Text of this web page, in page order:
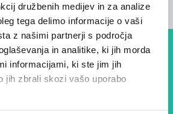
družbenih medijev in za analize
tega delimo informacije o vaši
z našimi partnerji s področja
in analitike, ki jih morda
informacijami, ki ste jim jih
jih zbrali skozi vašo uporabo
in zgodbe iz
kulture
na naš novičnik